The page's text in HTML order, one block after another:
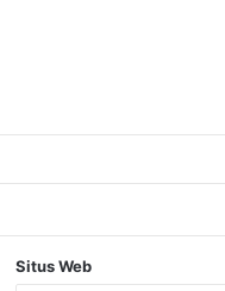
Situs Web